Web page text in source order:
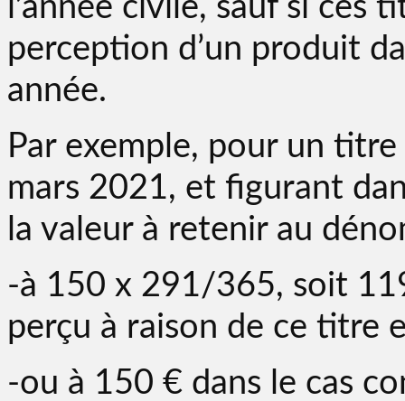
l’année civile, sauf si ces
perception d’un produit
année.
Par exemple, pour un
mars 2021, et figurant
la valeur à retenir au
-à 150 x 291/365, soit
perçu à raison de ce titre
-ou à 150 € dans le cas